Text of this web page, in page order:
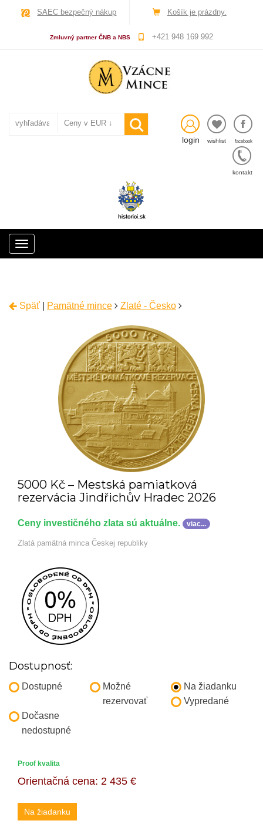
SAEC bezpečný nákup Košík je prázdny.
Zmluvný partner ČNB a NBS +421 948 169 992
login wishlist facebook
kontakt
Toggle
navigation
Späť Pamätné mince Zlaté - Česko
5000 Kč – Mestská pamiatková
rezervácia Jindřichův Hradec 2026
Ceny investičného zlata sú aktuálne. viac...
Zlatá pamätná minca Českej republiky
Dostupnosť:
Dostupné
Možné
rezervovať
Na žiadanku
Vypredané
Dočasne
nedostupné
Proof kvalita
Orientačná cena: 2 435 €
Na žiadanku